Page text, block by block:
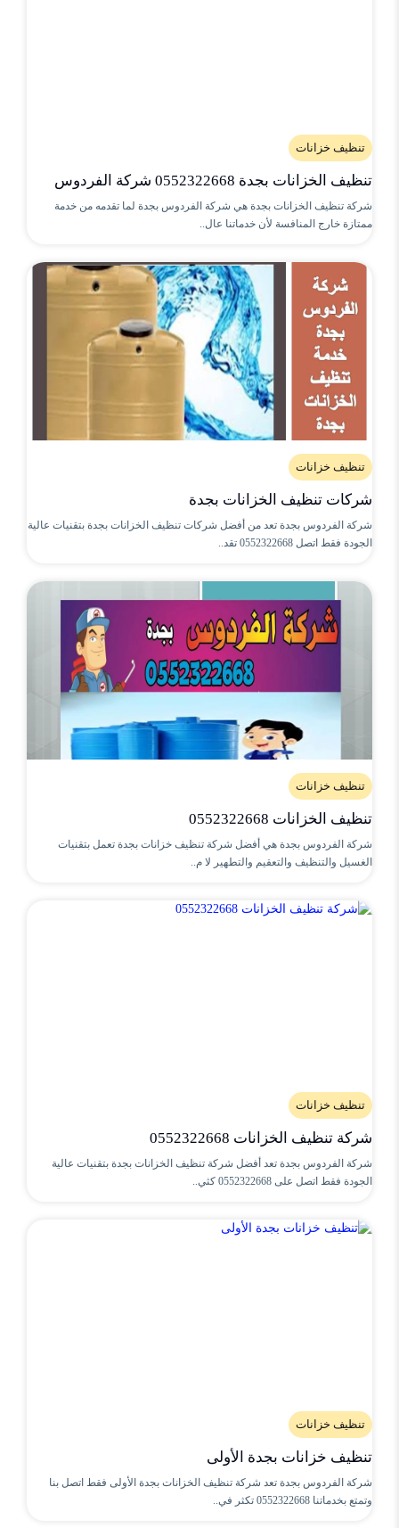
تنظيف خزانات
تنظيف الخزانات بجدة 0552322668 شركة الفردوس
شركة تنظيف الخزانات بجدة هي شركة الفردوس بجدة لما تقدمه من خدمة
ممتازة خارج المنافسة لأن خدماتنا عال..
تنظيف خزانات
شركات تنظيف الخزانات بجدة
شركة الفردوس بجدة تعد من أفضل شركات تنظيف الخزانات بجدة بتقنيات عالية
الجودة فقط اتصل 0552322668 تقد..
تنظيف خزانات
تنظيف الخزانات 0552322668
شركة الفردوس بجدة هي أفضل شركة تنظيف خزانات بجدة تعمل بتقنيات
الغسيل والتنظيف والتعقيم والتطهير لا م..
تنظيف خزانات
شركة تنظيف الخزانات 0552322668
شركة الفردوس بجدة تعد أفضل شركة تنظيف الخزانات بجدة بتقنيات عالية
الجودة فقط اتصل على 0552322668 كثي..
تنظيف خزانات
تنظيف خزانات بجدة الأولى
شركة الفردوس بجدة تعد شركة تنظيف الخزانات بجدة الأولى فقط اتصل بنا
وتمتع بخدماتنا 0552322668 تكثر في..